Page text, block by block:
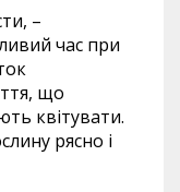
–
час при
що
квітувати.
рясно і